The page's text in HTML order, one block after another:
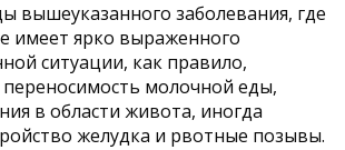
вышеуказанного заболевания, где
имеет ярко выраженного
ситуации, как правило,
переносимость молочной еды,
в области живота, иногда
желудка и рвотные позывы.